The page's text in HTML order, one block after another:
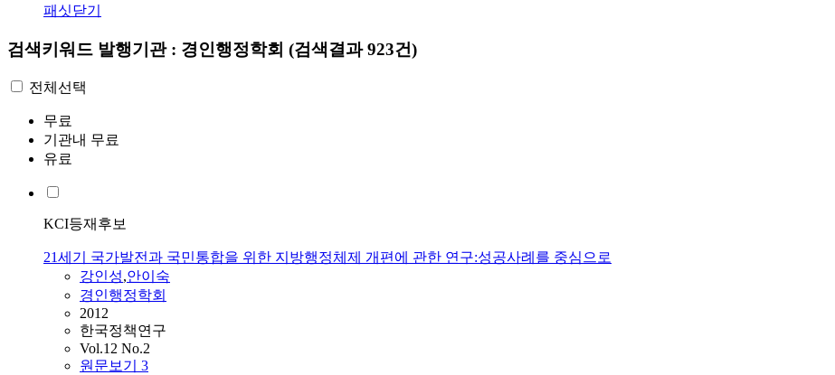
패싯닫기
검색키워드 발행기관 : 경인행정학회 (검색결과 923건)
전체선택
무료
기관내 무료
유료
KCI등재후보
21세기 국가발전과 국민통합을 위한 지방행정체제 개편에 관한 연구:성공사례를 중심으로
강인성,안이숙
경인행정학회
2012
한국정책연구
Vol.12 No.2
원문보기 3